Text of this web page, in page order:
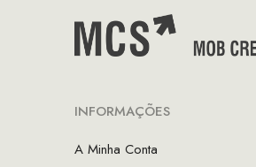
INFORMAÇÕES
A Minha Conta